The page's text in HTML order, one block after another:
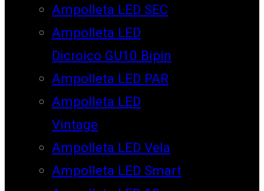
Ampolleta LED SEC
Ampolleta LED
Dicroico GU10 Bipin
Ampolleta LED PAR
Ampolleta LED
Vintage
Ampolleta LED Vela
Ampolleta LED Smart